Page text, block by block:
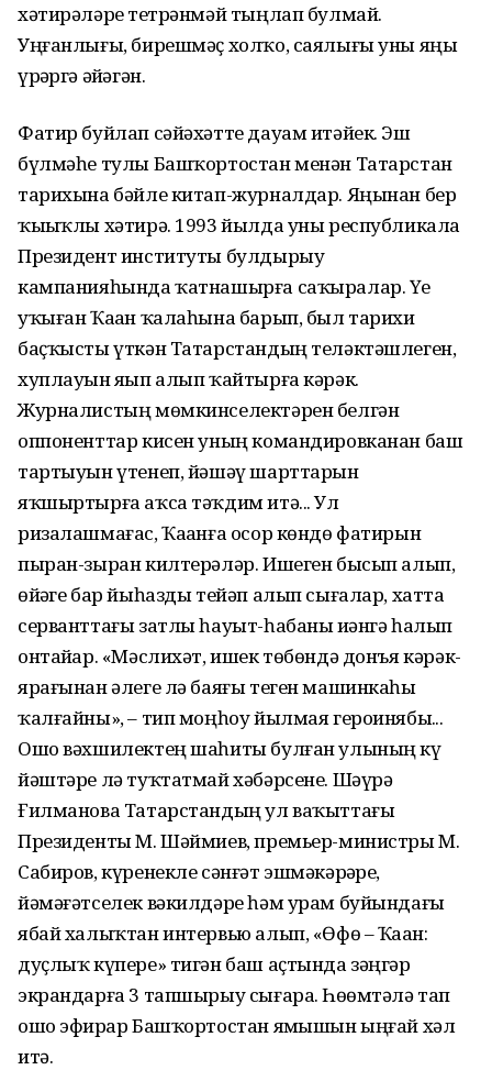
хәтирәләрҙе тетрәнмәй тыңлап булмай.
Уңғанлығы, бирешмәҫ холҡо, саялығы уны яңы
үрҙәргә әйҙәгән.
Фатир буйлап сәйәхәтте дауам итәйек. Эш
бүлмәһе тулы Башҡортостан менән Татарстан
тарихына бәйле китап-журналдар. Яңынан бер
ҡыҙыҡлы хәтирә. 1993 йылда уны республикала
Президент институты булдырыу
кампанияһында ҡатнашырға саҡыралар. Үҙе
уҡыған Ҡаҙан ҡалаһына барып, был тарихи
баҫҡысты үткән Татарстандың теләктәшлеген,
хуплауын яҙып алып ҡайтырға кәрәк.
Журналистың мөмкинселектәрен белгән
оппоненттар кисен уның командировканан баш
тартыуын үтенеп, йәшәү шарттарын
яҡшыртырға аҡса тәҡдим итә... Ул
ризалашмағас, Ҡаҙанға осор көндө фатирын
пыран-зыран килтерәләр. Ишеген бысып алып,
өйҙәге бар йыһазды тейәп алып сығалар, хатта
серванттағы затлы һауыт-һабаны иҙәнгә һалып
онтайҙар. «Мәслихәт, ишек төбөндә донъя кәрәк-
ярағынан әлеге лә баяғы теген машинкаһы
ҡалғайны», – тип моңһоу йылмая героинябыҙ...
Ошо вәхшилектең шаһиты булған улының күҙ
йәштәре лә туҡтатмай хәбәрсене. Шәүрә
Ғилманова Татарстандың ул ваҡыттағы
Президенты М. Шәймиев, премьер-министры М.
Сабиров, күренекле сәнғәт эшмәкәрҙәре,
йәмәғәтселек вәкилдәре һәм урам буйындағы
ябай халыҡтан интервью алып, «Өфө – Ҡаҙан:
дуҫлыҡ күпере» тигән баш аҫтында зәңгәр
экрандарға 3 тапшырыу сығара. Һөҙөмтәлә тап
ошо эфирҙар Башҡортостан яҙмышын ыңғай хәл
итә.